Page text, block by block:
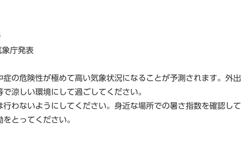
庁発表
の危険性が極めて高い気象状況になることが予測されます。外出
涼しい環境にして過ごしてください。
わないようにしてください。身近な場所での暑さ指数を確認して
とってください。